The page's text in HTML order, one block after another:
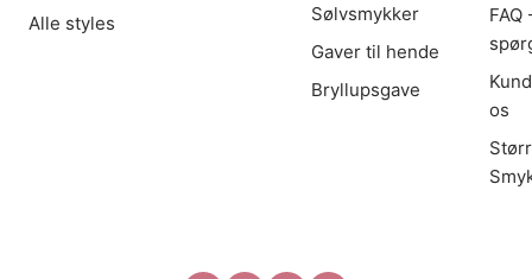
Alle styles
Sølvsmykker
Gaver til hende
Bryllupsgave
os